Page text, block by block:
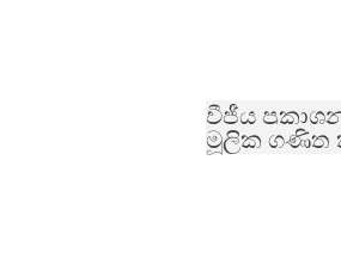
වීජීය
මූලික ගණිත